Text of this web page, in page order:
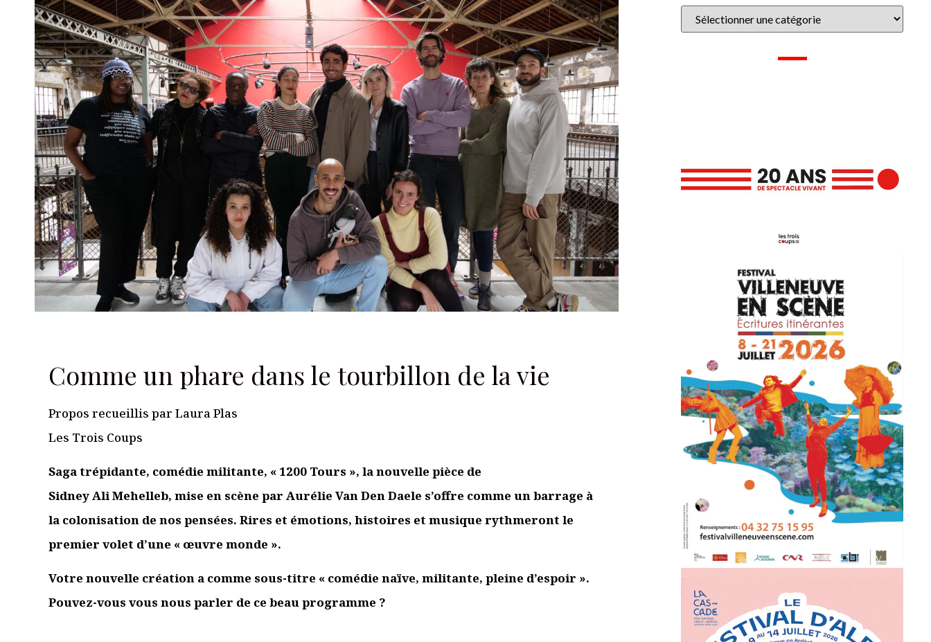
Comme un phare dans le tourbillon de la vie
Propos recueillis par Laura Plas
Les Trois Coups
Saga trépidante, comédie militante, « 1200 Tours », la nouvelle pièce de
Sidney Ali Mehelleb, mise en scène par Aurélie Van Den Daele s’offre comme un barrage à
la colonisation de nos pensées. Rires et émotions, histoires et musique rythmeront le
premier volet d’une « œuvre monde ».
Votre nouvelle création a comme sous-titre « comédie naïve, militante, pleine d’espoir ».
Pouvez-vous vous nous parler de ce beau programme ?
Je m'abonne à la newsletter